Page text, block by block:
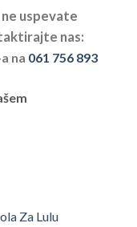
uspevate
nas:
na 061 756 893
Za Lulu